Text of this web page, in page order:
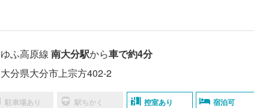
ゆふ高原線 南大分駅から車で約4分
大分県大分市上宗方402-2
駐車場あり 駅ちかく 控室あり 宿泊可